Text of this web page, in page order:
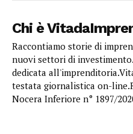
Chi è
Raccontiamo storie di
nuovi settori di
dedicata
testata giornalistica on-
Nocera Inferiore n° 1897/